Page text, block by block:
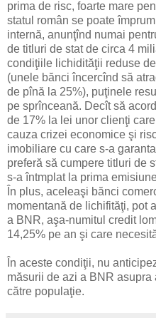
prima de risc, foarte mare
statul român se poate
internă, anunţînd numai
de titluri de stat de circa 4
condiţiile lichidităţii reduse
(unele bănci încercînd să
de pînă la 25%), puţinele
pe sprînceană. Decît să
de 17% la lei unor clienţi
cauza crizei economice şi
imobiliare cu care s-a
preferă să cumpere titluri de
s-a întmplat la prima
În plus, aceleaşi bănci
momentană de lichifităţi, pot
a BNR, aşa-numitul credit
14,25% pe an şi care
În aceste condiţii, nu
măsurii de azi a BNR
către populaţie.